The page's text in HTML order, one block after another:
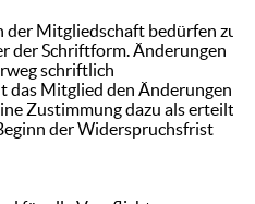
der Mitgliedschaft bedürfen zu
der Schriftform. Änderungen
schriftlich
das Mitglied den Änderungen
Zustimmung dazu als erteilt.
der Widerspruchsfrist